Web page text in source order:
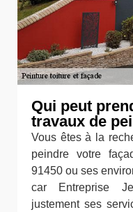
Qui peut
travaux de
Vous êtes à la
peindre votre
91450 ou ses
car Entreprise
justement ses